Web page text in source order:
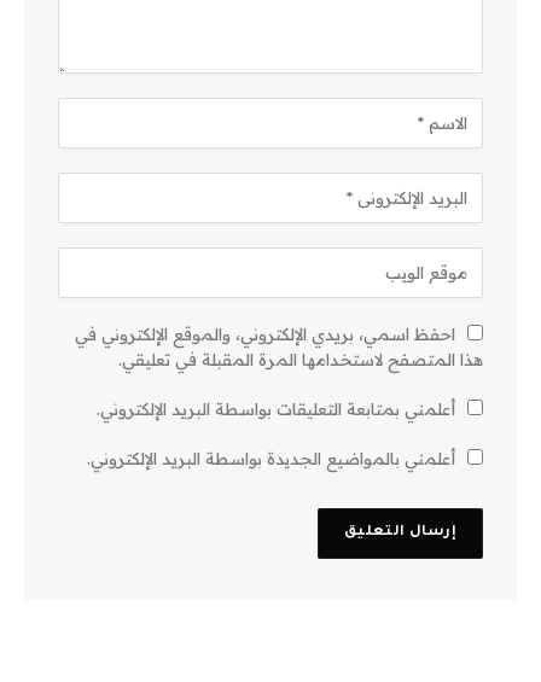
احفظ اسمي، بريدي الإلكتروني، والموقع الإلكتروني في
هذا المتصفح لاستخدامها المرة المقبلة في تعليقي.
أعلمني بمتابعة التعليقات بواسطة البريد الإلكتروني.
أعلمني بالمواضيع الجديدة بواسطة البريد الإلكتروني.